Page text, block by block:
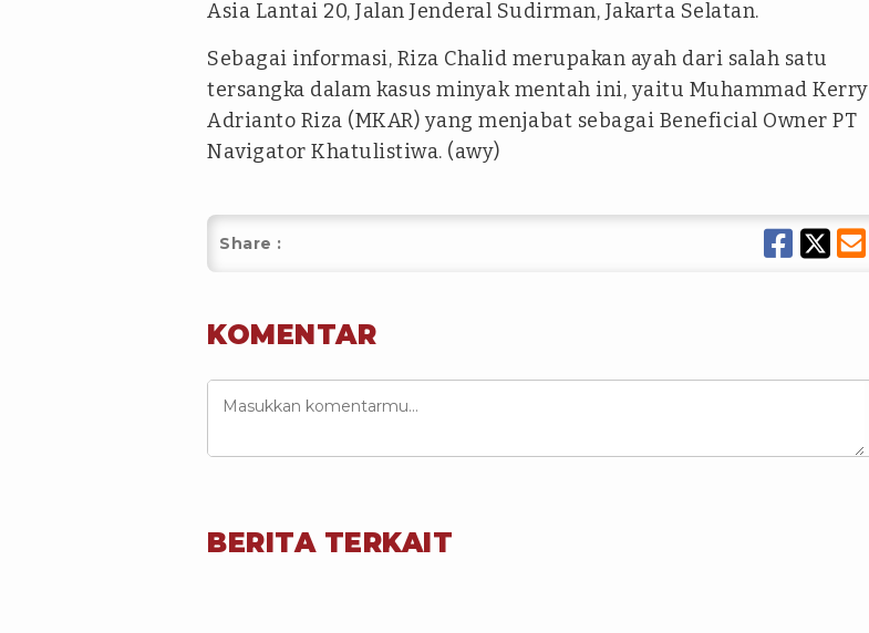
Asia Lantai 20, Jalan Jenderal Sudirman, Jakarta Selatan.
Sebagai informasi, Riza Chalid merupakan ayah dari salah satu
tersangka dalam kasus minyak mentah ini, yaitu Muhammad Kerry
Adrianto Riza (MKAR) yang menjabat sebagai Beneficial Owner PT
Navigator Khatulistiwa. (awy)
Share :
KOMENTAR
BERITA TERKAIT